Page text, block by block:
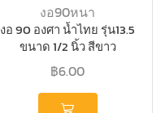
งอ90หนา
งอ 90 องศา น้ำไทย รุ่น13.5
ขนาด 1/2 นิ้ว สีขาว
฿6.00